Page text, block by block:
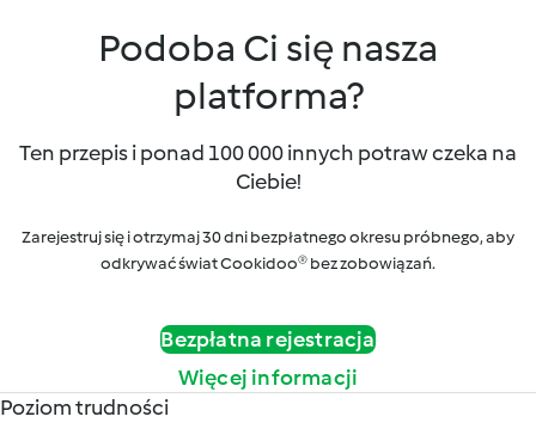
Podoba Ci się nasza
platforma?
Ten przepis i ponad 100 000 innych potraw czeka na
Ciebie!
Zarejestruj się i otrzymaj 30 dni bezpłatnego okresu próbnego, aby
odkrywać świat Cookidoo® bez zobowiązań.
Bezpłatna rejestracja
Więcej informacji
Poziom trudności